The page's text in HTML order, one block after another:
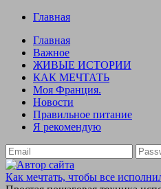
Главная
Главная
Важное
ЖИВЫЕ ИСТОРИИ
КАК МЕЧТАТЬ
Моя Франция.
Новости
Правильное питание
Я рекомендую
Как мечтать, чтобы все